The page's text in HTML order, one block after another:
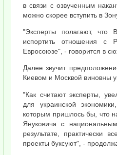
в связи с озвученным
можно скорее вступить в
"Эксперты полагают, что
испортить отношения с
Евросоюзе", - говорится в
Далее звучит
Киевом и Москвой виновны
"Как считают эксперты,
для украинской
которым пришлось бы, что
Януковича с
результате, практически
проекты буксуют", -